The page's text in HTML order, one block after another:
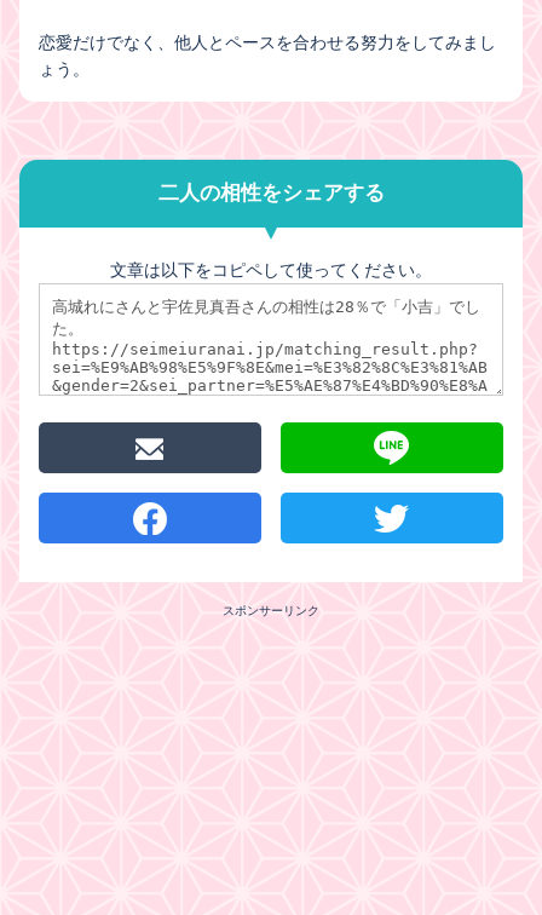
恋愛だけでなく、他人とペースを合わせる努力をしてみまし
ょう。
二人の相性をシェアする
文章は以下をコピペして使ってください。
スポンサーリンク